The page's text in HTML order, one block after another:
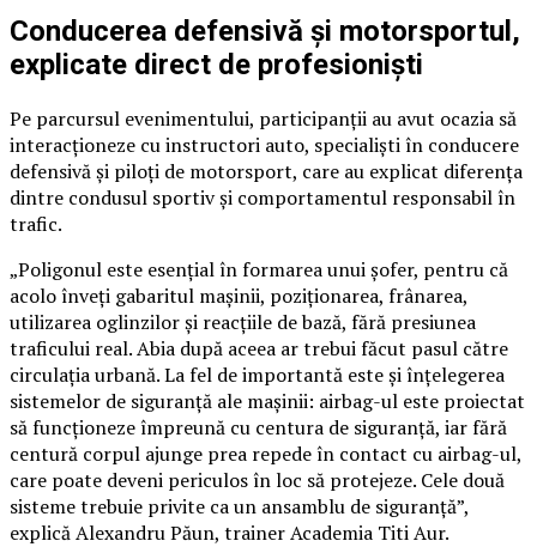
Conducerea defensivă și motorsportul,
explicate direct de profesioniști
Pe parcursul evenimentului, participanții au avut ocazia să
interacționeze cu instructori auto, specialiști în conducere
defensivă și piloți de motorsport, care au explicat diferența
dintre condusul sportiv și comportamentul responsabil în
trafic.
„Poligonul este esențial în formarea unui șofer, pentru că
acolo înveți gabaritul mașinii, poziționarea, frânarea,
utilizarea oglinzilor și reacțiile de bază, fără presiunea
traficului real. Abia după aceea ar trebui făcut pasul către
circulația urbană. La fel de importantă este și înțelegerea
sistemelor de siguranță ale mașinii: airbag-ul este proiectat
să funcționeze împreună cu centura de siguranță, iar fără
centură corpul ajunge prea repede în contact cu airbag-ul,
care poate deveni periculos în loc să protejeze. Cele două
sisteme trebuie privite ca un ansamblu de siguranță”,
explică Alexandru Păun, trainer Academia Titi Aur.